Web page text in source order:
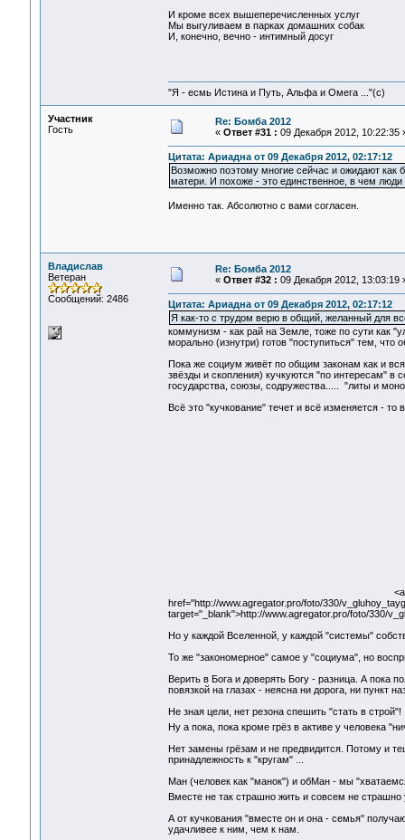
И кроме всех вышеперечисленных услуг
Мы выгуливаем в парках домашних собак
И, конечно, вечно - интимный досуг
"Я - есмь Истина и Путь, Альфа и Омега ..."(с)
Участник
Гость
Re: Бомба 2012
« Ответ #31 : 09 Декабря 2012, 10:22:35
Цитата: Ариадна от 09 Декабря 2012, 02:17:12
Возможно поэтому многие сейчас и ожидают как
матери. И похоже - это единственное, в чем люди
Именно так. Абсолютно с вами согласен.
Владислав
Ветеран
Сообщений: 2486
Re: Бомба 2012
« Ответ #32 : 09 Декабря 2012, 13:03:19
Цитата: Ариадна от 09 Декабря 2012, 02:17:12
Я как-то с трудом верю в общий, желанный для
коммунизм - как рай на Земле, тоже по сути как
морально (изнутри) готов "поступиться" тем, что
Пока же социум живёт по общим законам как и
звёзды и скопления) кучкуются "по интересам" в
государства, союзы, содружества..... "литы и
Всё это "кучкование" течет и всё изменяется -
<a
href="http://www.agregator.pro/foto/330/
target="_blank">http://www.agregator.pro/foto/330/
Но у каждой Вселенной, у каждой "системы"
То же "закономерное" самое у "социума", но
Верить в Бога и доверять Богу - разница. А пока
повязкой на глазах - неясна ни дорога, ни пункт
Не зная цели, нет резона спешить "стать в строй"!
Ну а пока, пока кроме грёз в активе у человека
Нет замены грёзам и не предвидится. Потому и
принадлежность к "кругам" ...
Ман (человек как "манок") и обМан - мы
Вместе не так страшно жить и совсем не
А от кучкования "вместе он и она - семья"
удачливее к ним, чем к нам.